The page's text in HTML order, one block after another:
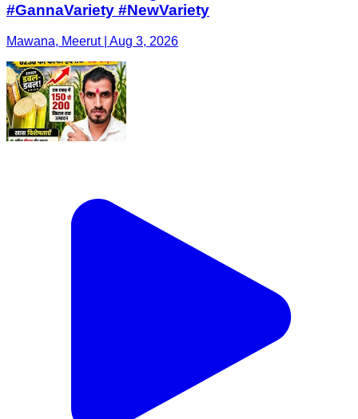
#GannaVariety #NewVariety
Mawana, Meerut | Aug 3, 2026